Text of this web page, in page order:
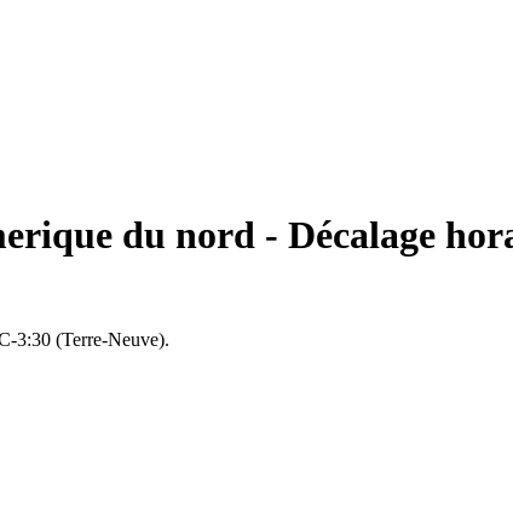
du nord - Décalage
3:30 (Terre-Neuve).